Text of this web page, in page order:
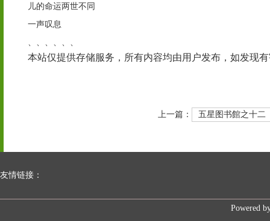
儿的命运两世不同
一声叹息
、、、、、、
本站仅提供存储服务，所有内容均由用户发布，如发现
上一篇： 五星图书館之十二
友情链接：
Powered